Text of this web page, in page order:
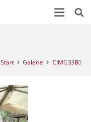
Start Galerie CIMG3380